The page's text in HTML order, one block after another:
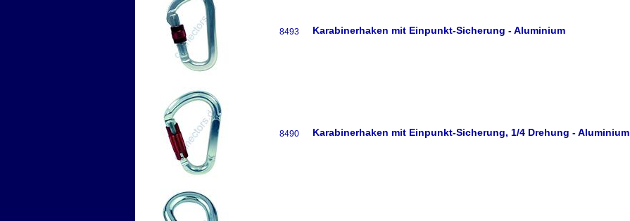
8493 Karabinerhaken mit Einpunkt-Sicherung - Aluminium
8490 Karabinerhaken mit Einpunkt-Sicherung, 1/4 Drehung - Aluminium